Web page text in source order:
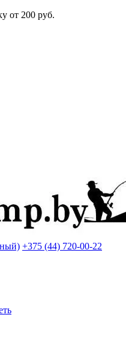
от 200 руб.
+375 (44) 720-00-22